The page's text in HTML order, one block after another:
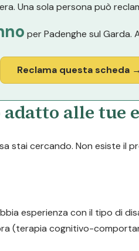
Una sola persona può
per Padenghe sul Garda.
Reclama questa scheda →
alle tue
stai cercando. Non esiste il
esperienza con il tipo di
(terapia cognitivo-